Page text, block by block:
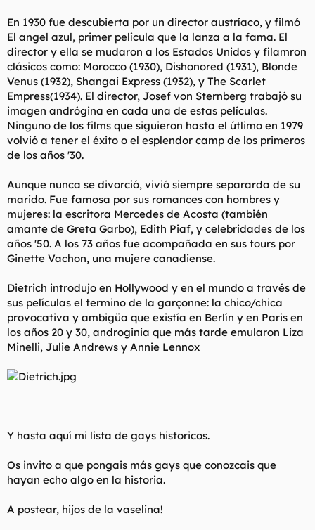
En 1930 fue descubierta por un director austríaco, y filmó
El angel azul, primer película que la lanza a la fama. El
director y ella se mudaron a los Estados Unidos y filamron
clásicos como: Morocco (1930), Dishonored (1931), Blonde
Venus (1932), Shangai Express (1932), y The Scarlet
Empress(1934). El director, Josef von Sternberg trabajó su
imagen andrógina en cada una de estas películas.
Ninguno de los films que siguieron hasta el útlimo en 1979
volvió a tener el éxito o el esplendor camp de los primeros
de los años '30.
Aunque nunca se divorció, vivió siempre separarda de su
marido. Fue famosa por sus romances con hombres y
mujeres: la escritora Mercedes de Acosta (también
amante de Greta Garbo), Edith Piaf, y celebridades de los
años '50. A los 73 años fue acompañada en sus tours por
Ginette Vachon, una mujere canadiense.
Dietrich introdujo en Hollywood y en el mundo a través de
sus películas el termino de la garçonne: la chico/chica
provocativa y ambigüa que existía en Berlín y en Paris en
los años 20 y 30, androginia que más tarde emularon Liza
Minelli, Julie Andrews y Annie Lennox
Y hasta aquí mi lista de gays historicos.
Os invito a que pongais más gays que conozcais que
hayan echo algo en la historia.
A postear, hijos de la vaselina!